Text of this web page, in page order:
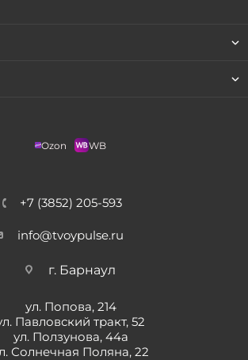
Ozon WB
+7 (3852) 205-593
info@tvoypulse.ru
г. Барнаул
ул. Попова, 214
Павловский тракт, 52
ул. Ползунова, 44а
Солнечная Поляна, 22